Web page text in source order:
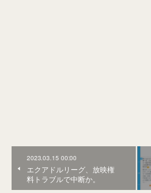
2023.03.15 00:00
エクアドルリーグ、放映権
料トラブルで中断か。